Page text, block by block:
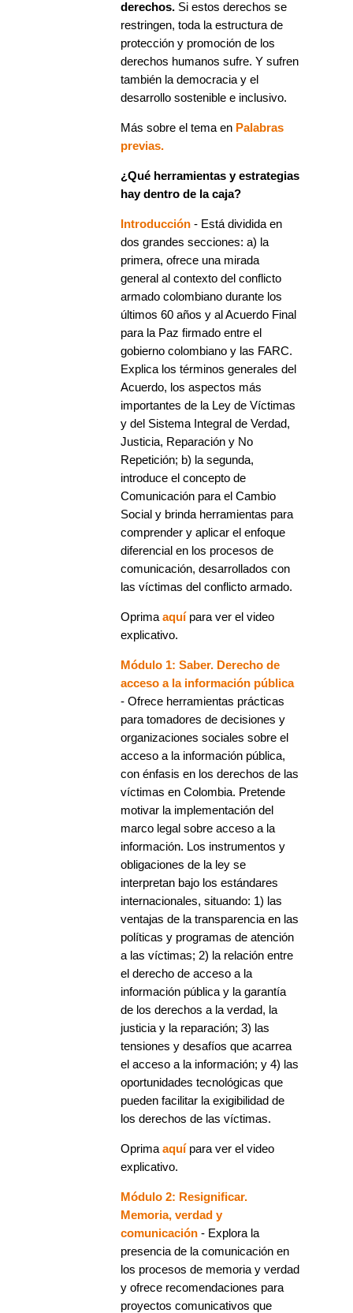
derechos. Si estos derechos se
restringen, toda la estructura de
protección y promoción de los
derechos humanos sufre. Y sufren
también la democracia y el
desarrollo sostenible e inclusivo.
Más sobre el tema en Palabras
previas.
¿Qué herramientas y estrategias
hay dentro de la caja?
Introducción - Está dividida en
dos grandes secciones: a) la
primera, ofrece una mirada
general al contexto del conflicto
armado colombiano durante los
últimos 60 años y al Acuerdo Final
para la Paz firmado entre el
gobierno colombiano y las FARC.
Explica los términos generales del
Acuerdo, los aspectos más
importantes de la Ley de Víctimas
y del Sistema Integral de Verdad,
Justicia, Reparación y No
Repetición; b) la segunda,
introduce el concepto de
Comunicación para el Cambio
Social y brinda herramientas para
comprender y aplicar el enfoque
diferencial en los procesos de
comunicación, desarrollados con
las víctimas del conflicto armado.
Oprima aquípara ver el video
explicativo.
Módulo 1: Saber. Derecho de
acceso a la información pública
- Ofrece herramientas prácticas
para tomadores de decisiones y
organizaciones sociales sobre el
acceso a la información pública,
con énfasis en los derechos de las
víctimas en Colombia. Pretende
motivar la implementación del
marco legal sobre acceso a la
información. Los instrumentos y
obligaciones de la ley se
interpretan bajo los estándares
internacionales, situando: 1) las
ventajas de la transparencia en las
políticas y programas de atención
a las víctimas; 2) la relación entre
el derecho de acceso a la
información pública y la garantía
de los derechos a la verdad, la
justicia y la reparación; 3) las
tensiones y desafíos que acarrea
el acceso a la información; y 4) las
oportunidades tecnológicas que
pueden facilitar la exigibilidad de
los derechos de las víctimas.
Oprima aquípara ver el video
explicativo.
Módulo 2: Resignificar.
Memoria, verdad y
comunicación - Explora la
presencia de la comunicación en
los procesos de memoria y verdad
y ofrece recomendaciones para
proyectos comunicativos que